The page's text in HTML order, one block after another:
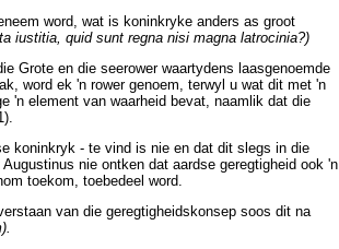
word, wat is koninkryke anders as groot
iustitia, quid sunt regna nisi magna latrocinia?)
Grote en die seerower waartydens laasgenoemde
word ek 'n rower genoem, terwyl u wat dit met 'n
'n element van waarheid bevat, naamlik dat die
koninkryk - te vind is nie en dat dit slegs in die
nie ontken dat aardse geregtigheid ook 'n
toekom, toebedeel word.
van die geregtigheidskonsep soos dit na